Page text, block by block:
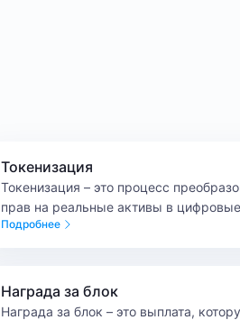
Токенизация
Токенизация – это процесс
прав на реальные активы в
использованием блокчейн-технологий.
Подробнее
Награда за блок
Награда за блок – это выплата,